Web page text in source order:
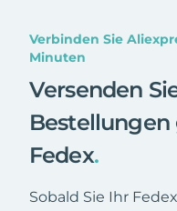
Verbinden Sie
Minuten
Versenden
Fedex.
Sobald Sie Ihr